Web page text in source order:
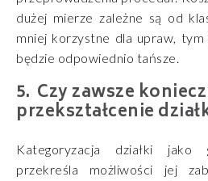
dużej mierze zależne są od
mniej korzystne dla upraw, tym
będzie odpowiednio tańsze.
Czy zawsze
przekształcenie
Kategoryzacja działki
przekreśla możliwości jej